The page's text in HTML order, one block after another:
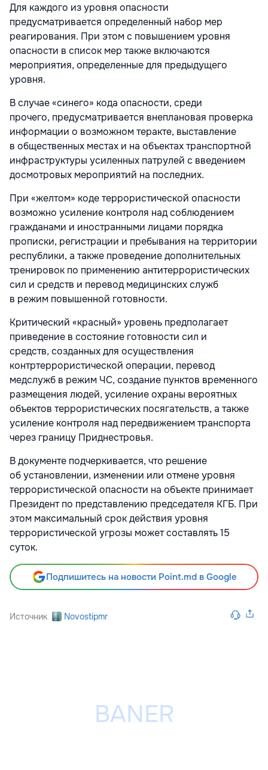
Для каждого из уровня опасности
предусматривается определенный набор мер
реагирования. При этом с повышением уровня
опасности в список мер также включаются
мероприятия, определенные для предыдущего
уровня.
В случае «синего» кода опасности, среди
прочего, предусматривается внеплановая проверка
информации о возможном теракте, выставление
в общественных местах и на объектах транспортной
инфраструктуры усиленных патрулей с введением
досмотровых мероприятий на последних.
При «желтом» коде террористической опасности
возможно усиление контроля над соблюдением
гражданами и иностранными лицами порядка
прописки, регистрации и пребывания на территории
республики, а также проведение дополнительных
тренировок по применению антитеррористических
сил и средств и перевод медицинских служб
в режим повышенной готовности.
Критический «красный» уровень предполагает
приведение в состояние готовности сил и
средств, созданных для осуществления
контртеррористической операции, перевод
медслужб в режим ЧС, создание пунктов временного
размещения людей, усиление охраны вероятных
объектов террористических посягательств, а также
усиление контроля над передвижением транспорта
через границу Приднестровья.
В документе подчеркивается, что решение
об установлении, изменении или отмене уровня
террористической опасности на объекте принимает
Президент по представлению председателя КГБ. При
этом максимальный срок действия уровня
террористической угрозы может составлять 15
суток.
Подпишитесь на новости Point.md в Google
Источник Novostipmr